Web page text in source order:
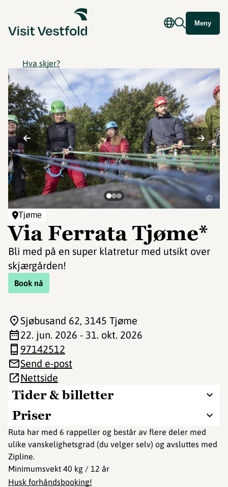
Meny
Hva skjer?
Tjøme
Via Ferrata Tjøme*
Bli med på en super klatretur med utsikt over
skjærgården!
Book nå
©
Tider & billetter
Priser
Ruta har med 6 rappeller og består av flere deler med
ulike vanskelighetsgrad (du velger selv) og avsluttes med
Zipline.
Minimumsvekt 40 kg / 12 år
Husk forhåndsbooking!
Sjøbusand 62, 3145 Tjøme
22. jun. 2026 - 31. okt. 2026
97142512
Send e-post
Nettside